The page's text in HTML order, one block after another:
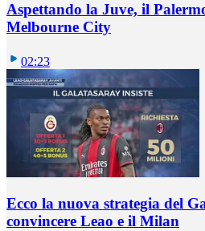
Aspettando la Juve, il
Melbourne City
02:23
Ecco la nuova strategia del
convincere Leao e il Milan